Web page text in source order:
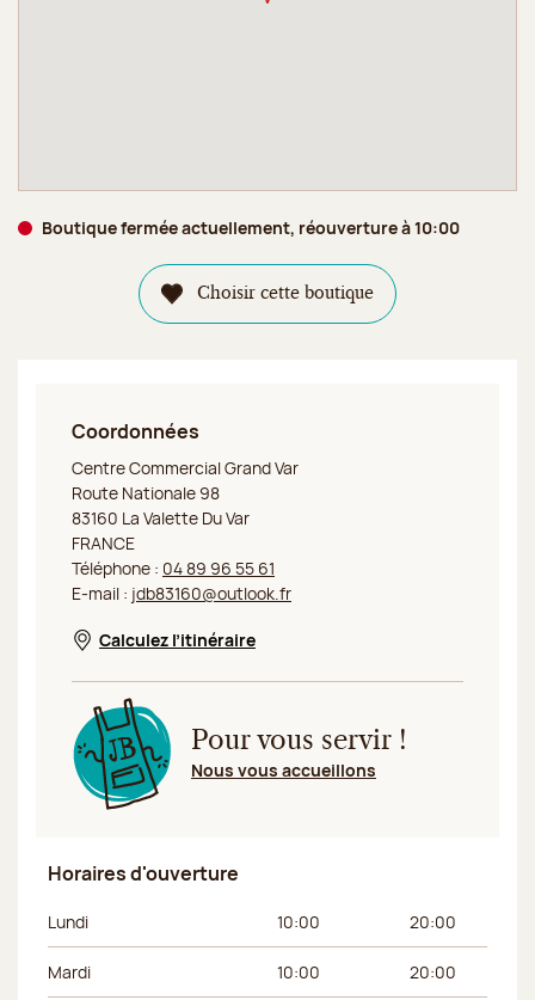
Boutique fermée actuellement, réouverture à 10:00
Choisir cette boutique
Coordonnées
Jeff de Bruges La Valette
Centre Commercial Grand Var
Route Nationale 98
83160 La Valette Du Var
FRANCE
Téléphone : 04 89 96 55 61
E-mail : jdb83160@outlook.fr
Nouvelle fenêtre
Calculez l’itinéraire
Pour vous servir !
Nous vous accueillons
Horaires d'ouverture
Jour de la semaine Horaires du matin Horaires de
Lundi 10:00 20:00
Mardi 10:00 20:00